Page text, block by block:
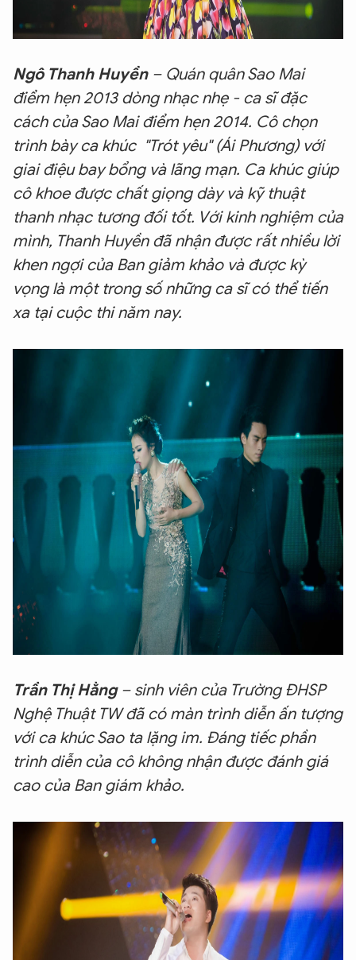
Ngô Thanh Huyền– Quán quân Sao Mai
điểm hẹn 2013 dòng nhạc nhẹ - ca sĩ đặc
cách của Sao Mai điểm hẹn 2014. Cô chọn
trình bày ca khúc "Trót yêu" (Ái Phương) với
giai điệu bay bổng và lãng mạn. Ca khúc giúp
cô khoe được chất giọng dày và kỹ thuật
thanh nhạc tương đối tốt. Với kinh nghiệm của
mình, Thanh Huyền đã nhận được rất nhiều lời
khen ngợi của Ban giảm khảo và được kỳ
vọng là một trong số những ca sĩ có thể tiến
xa tại cuộc thi năm nay.
Trần Thị Hằng– sinh viên của Trường ĐHSP
Nghệ Thuật TW đã có màn trình diễn ấn tượng
với ca khúc Sao ta lặng im. Đáng tiếc phần
trình diễn của cô không nhận được đánh giá
cao của Ban giám khảo.